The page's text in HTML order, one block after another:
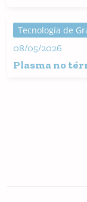
a perderse
Tecnología de
08/05/2026
Plasma no